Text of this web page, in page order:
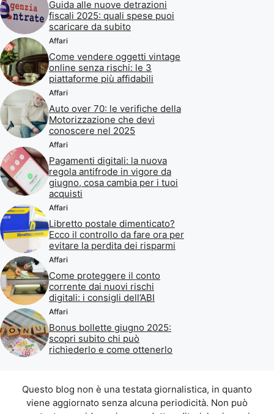
Guida alle nuove detrazioni
fiscali 2025: quali spese puoi
scaricare da subito
Affari
Come vendere oggetti vintage
online senza rischi: le 3
piattaforme più affidabili
Affari
Auto over 70: le verifiche della
Motorizzazione che devi
conoscere nel 2025
Affari
Pagamenti digitali: la nuova
regola antifrode in vigore da
giugno, cosa cambia per i tuoi
acquisti
Affari
Libretto postale dimenticato?
Ecco il controllo da fare ora per
evitare la perdita dei risparmi
Affari
Come proteggere il conto
corrente dai nuovi rischi
digitali: i consigli dell’ABI
Affari
Bonus bollette giugno 2025:
scopri subito chi può
richiederlo e come ottenerlo
Questo blog non è una testata giornalistica, in quanto
viene aggiornato senza alcuna periodicità. Non può